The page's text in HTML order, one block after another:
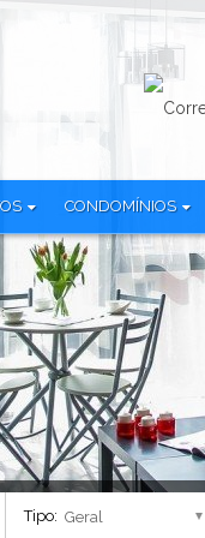
(1)
(24)
(38)
(3)
CONDOMÍNIOS
3R Offices (1)
786 Prudente (2)
All Jardim Oceânico
Alma Carioca -
Alma Ipanema -
AmÉricas 19 Cury (1)
Américas Club
Américas Club
Aqua Village
Arte Botânica - Lojas
Tipo: